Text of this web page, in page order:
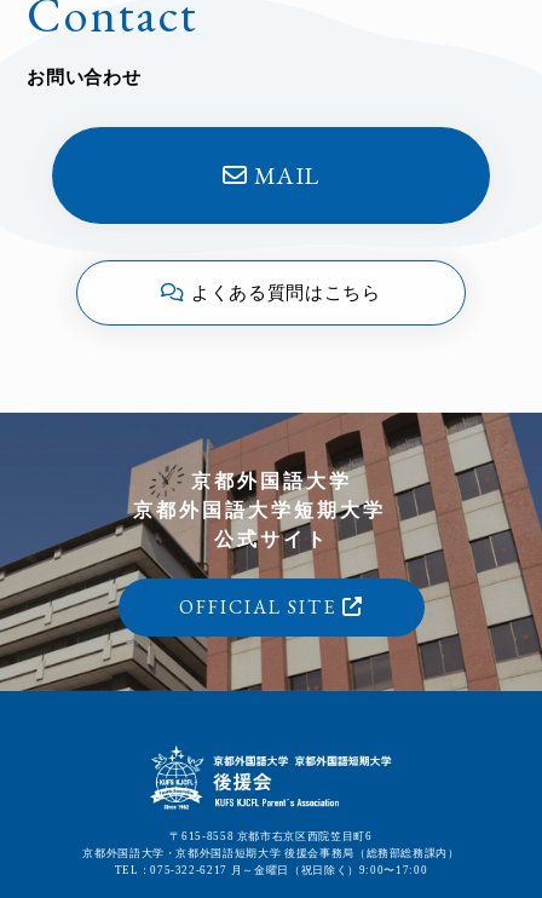
Contact
お問い合わせ
MAIL
よくある質問はこちら
京都外国語大学
京都外国語大学短期大学
公式サイト
OFFICIAL SITE
〒615-8558 京都市右京区西院笠目町6
京都外国語大学・京都外国語短期大学 後援会事務局（総務部総務課内）
TEL：075-322-6217 月～金曜日（祝日除く）9:00〜17:00